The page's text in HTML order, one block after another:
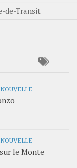
de-Transit
NOUVELLE
NOUVELLE
le Monte